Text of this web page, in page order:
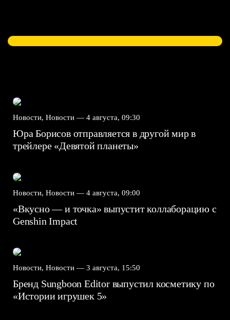
Новости, Новости — 4 августа, 09:30
Юра Борисов отправляется в другой мир в
трейлере «Девятой планеты»
Новости, Новости — 4 августа, 09:00
«Вкусно — и точка» выпустит коллаборацию с
Genshin Impact⁠⁠
Новости, Новости — 3 августа, 15:50
Бренд Sungboon Editor выпустил косметику по
«Истории игрушек 5»